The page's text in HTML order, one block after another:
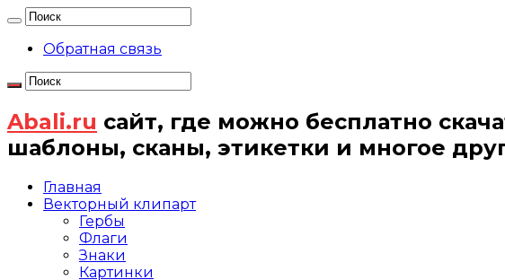
Обратная связь
Abali.ru сайт, где можно бесплатно
шаблоны, сканы, этикетки и многое
Главная
Векторный клипарт
Гербы
Флаги
Знаки
Картинки